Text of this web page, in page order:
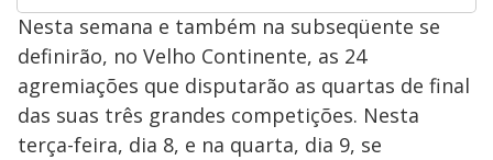
Nesta semana e também na subseqüente se
definirão, no Velho Continente, as 24
agremiações que disputarão as quartas de final
das suas três grandes competições. Nesta
terça-feira, dia 8, e na quarta, dia 9, se